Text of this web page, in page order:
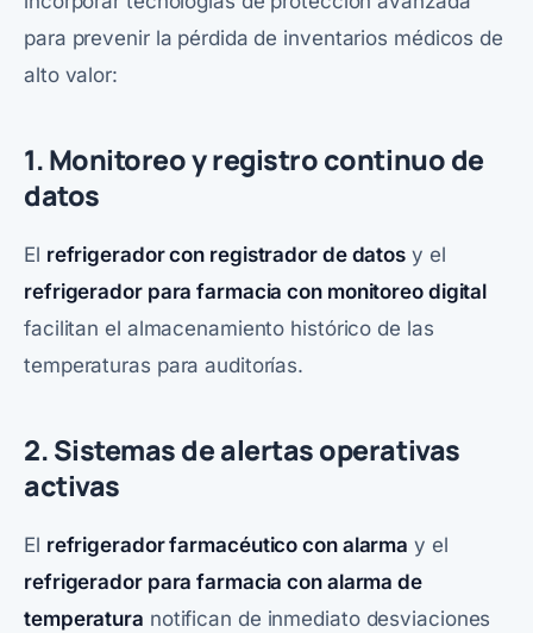
para prevenir la pérdida de inventarios médicos de
alto valor:
1. Monitoreo y registro continuo de
datos
El refrigerador con registrador de datos y el
refrigerador para farmacia con monitoreo digital
facilitan el almacenamiento histórico de las
temperaturas para auditorías.
2. Sistemas de alertas operativas
activas
El refrigerador farmacéutico con alarma y el
refrigerador para farmacia con alarma de
temperatura notifican de inmediato desviaciones